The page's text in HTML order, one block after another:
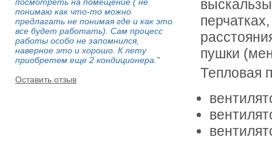
пушки
Тепловая
понимаю как что-то можно
предлагать не понимая где и как это
все будет работать). Сам процесс
работы особо не запомнился,
наверное это и хорошо. К лету
приобретем еще 2 кондиционера.”
Оставить отзыв